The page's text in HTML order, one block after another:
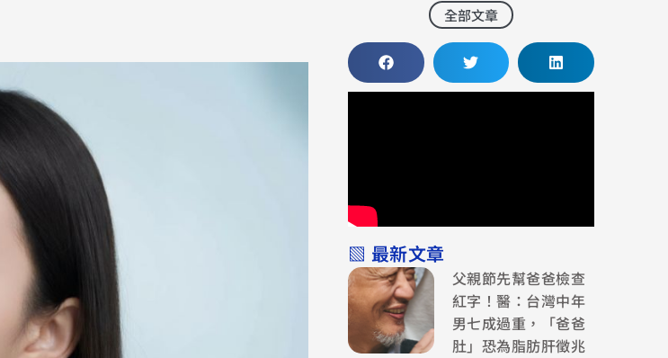
全部文章
▧ 最新文章
父親節先幫爸爸檢查
紅字！醫：台灣中年
男七成過重，「爸爸
肚」恐為脂肪肝徵兆